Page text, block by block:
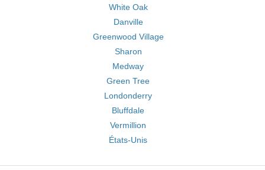
White Oak
Danville
Greenwood Village
Sharon
Medway
Green Tree
Londonderry
Bluffdale
Vermillion
États-Unis